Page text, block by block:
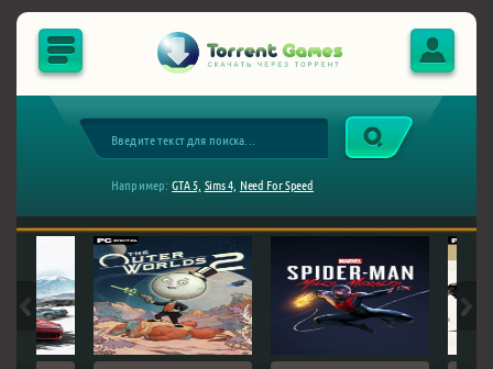
Например: GTA 5, Sims 4, Need For Speed